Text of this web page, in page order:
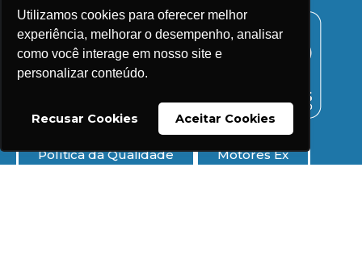
Utilizamos cookies para oferecer melhor
experiência, melhorar o desempenho, analisar
como você interage em nosso site e
personalizar conteúdo.
Recusar Cookies Aceitar Cookies
Política da Qualidade Motores Ex